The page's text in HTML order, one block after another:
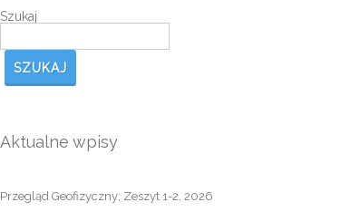
Szukaj
SZUKAJ
Aktualne wpisy
Przegląd Geofizyczny: Zeszyt 1-2, 2026